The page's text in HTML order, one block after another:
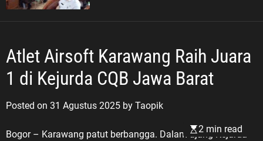
Atlet Airsoft Karawang Raih Juara
1 di Kejurda CQB Jawa Barat
Posted on 31 Agustus 2025 by Taopik
2 min read
Bogor – Karawang patut berbangga. Dalam ajang Kejurda